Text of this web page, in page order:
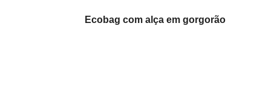
Ecobag com alça em gorgorão